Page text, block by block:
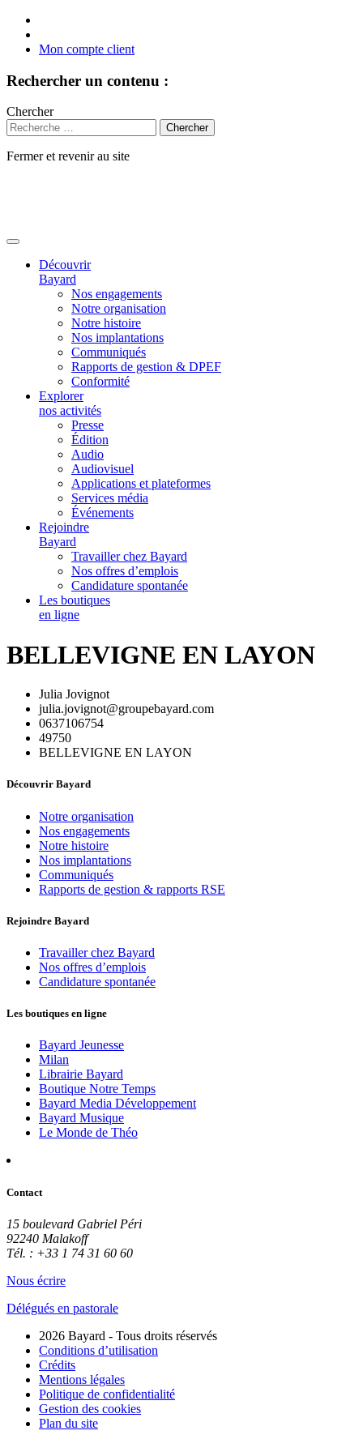
Mon compte client
Rechercher un contenu :
Chercher
Fermer et revenir au site
Découvrir
Bayard
Nos engagements
Notre organisation
Notre histoire
Nos implantations
Communiqués
Rapports de gestion & DPEF
Conformité
Explorer
nos activités
Presse
Édition
Audio
Audiovisuel
Applications et plateformes
Services média
Événements
Rejoindre
Bayard
Travailler chez Bayard
Nos offres d’emplois
Candidature spontanée
Les boutiques
en ligne
BELLEVIGNE EN LAYON
Julia Jovignot
julia.jovignot@groupebayard.com
0637106754
49750
BELLEVIGNE EN LAYON
Découvrir Bayard
Notre organisation
Nos engagements
Notre histoire
Nos implantations
Communiqués
Rapports de gestion & rapports RSE
Rejoindre Bayard
Travailler chez Bayard
Nos offres d’emplois
Candidature spontanée
Les boutiques en ligne
Bayard Jeunesse
Milan
Librairie Bayard
Boutique Notre Temps
Bayard Media Développement
Bayard Musique
Le Monde de Théo
Contact
15 boulevard Gabriel Péri
92240 Malakoff
Tél. : +33 1 74 31 60 60
Nous écrire
Délégués en pastorale
2026 Bayard - Tous droits réservés
Conditions d’utilisation
Crédits
Mentions légales
Politique de confidentialité
Gestion des cookies
Plan du site